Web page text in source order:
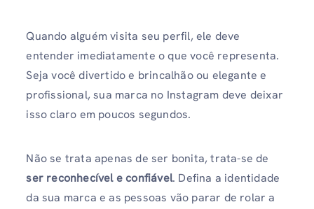
Quando alguém visita seu perfil, ele deve
entender imediatamente o que você representa.
Seja você divertido e brincalhão ou elegante e
profissional, sua marca no Instagram deve deixar
isso claro em poucos segundos.
Não se trata apenas de ser bonita, trata-se de
ser reconhecível e confiável. Defina a identidade
da sua marca e as pessoas vão parar de rolar a